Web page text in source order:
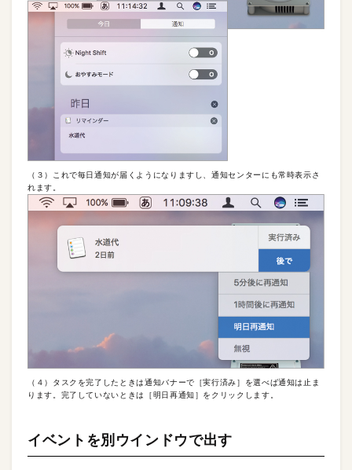
（３）これで毎日通知が届くようになりますし、通知センターにも常時表示さ
れます。
（４）タスクを完了したときは通知バナーで［実行済み］を選べば通知は止ま
ります。完了していないときは［明日再通知］をクリックします。
イベントを別ウインドウで出す